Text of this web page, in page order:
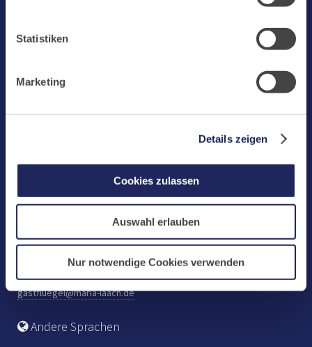
Buchungen von Bibliotheks- und Klosterführungen. Um
Buchungen durchführen zu können akzeptieren Sie bitte
Statistiken
Marketing
Details zeigen
Cookies zulassen
Auswahl erlauben
Nur notwendige Cookies verwenden
Jobs
Fax: +49 (0) 2652 59-359
www.maria-laach.de
Tel: +49 (0) 2652 59-313
Fax: +49 (0) 2652 59-282
gastfluegel@maria-laach.de
Andere Sprachen